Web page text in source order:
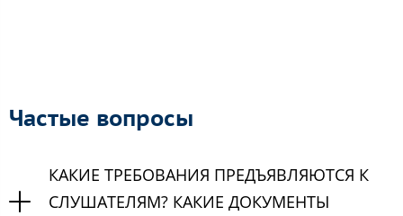
Частые вопросы
КАКИЕ ТРЕБОВАНИЯ ПРЕДЪЯВЛЯЮТСЯ К
СЛУШАТЕЛЯМ? КАКИЕ ДОКУМЕНТЫ